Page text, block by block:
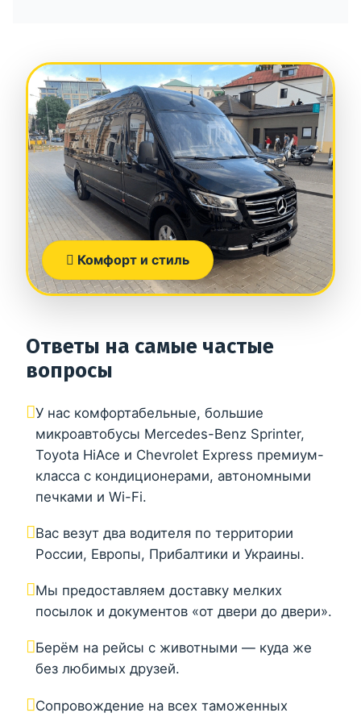
Комфорт и стиль
Ответы на самые частые
вопросы
У нас комфортабельные, большие
микроавтобусы Mercedes-Benz Sprinter,
Toyota HiAce и Chevrolet Express премиум-
класса с кондиционерами, автономными
печками и Wi-Fi.
Вас везут два водителя по территории
России, Европы, Прибалтики и Украины.
Мы предоставляем доставку мелких
посылок и документов «от двери до двери».
Берём на рейсы с животными — куда же
без любимых друзей.
Сопровождение на всех таможенных